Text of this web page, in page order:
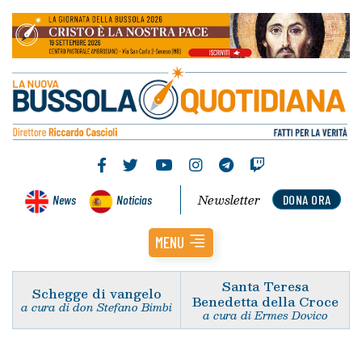
News Noticias DONA ORA
Newsletter
MENU
Schegge di vangelo
a cura di don Stefano Bimbi
Santa Teresa
Benedetta della Croce
a cura di Ermes Dovico